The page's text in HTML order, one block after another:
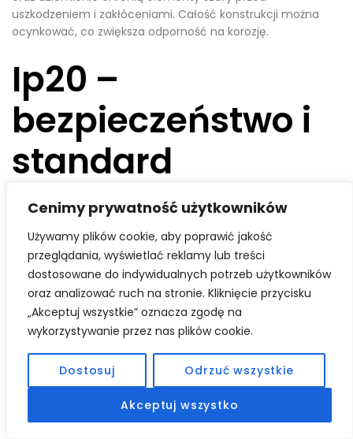
Cenimy prywatność użytkowników
Używamy plików cookie, aby poprawić jakość
przeglądania, wyświetlać reklamy lub treści
dostosowane do indywidualnych potrzeb użytkowników
oraz analizować ruch na stronie. Kliknięcie przycisku
„Akceptuj wszystkie” oznacza zgodę na
wykorzystywanie przez nas plików cookie.
Dostosuj Odrzuć wszystkie
Akceptuj wszystko
uszkodzeniem i zakłóceniami. Całość konstrukcji można
ocynkować, co zwiększa odporność na korozję.
Ip20 –
bezpieczeństwo i
standard
Szafa spełnia normy ip20, co oznacza ochronę przed
dostępem do niebezpiecznych części oraz przed obcymi
ciałami stałymi o średnicy 12,5 mm i większej. To poziom
zabezpieczenia odpowiedni do zastosowań wewnątrz
budynków. Wentylacja może być realizowana przez
perforowane drzwi frontowe lub opcjonalne zamontowanie
wentylatora.
Dzięki przemyślanej konstrukcji oraz szerokim możliwościom
konfiguracji szafa serwerowa rack 42u x 1000 mm sprawdzi
się zarówno w małych firmach, jak i rozbudowanych
środowiskach IT. Sklep szafy-serwerowe.com.pl oferuje
modele dopasowane do każdego projektu, uwzględniając
potrzeby współczesnych serwerowni oraz infrastruktury IT.